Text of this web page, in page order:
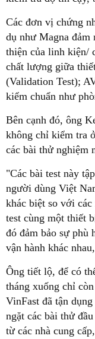
Các đơn vị chứng
dụ như Magna đảm
thiện của linh kiện/
chất lượng giữa
(Validation Test);
kiểm chuẩn như
Bên cạnh đó, ông
không chỉ kiểm tra
các bài thử nghiệm
"Các bài test này
người dùng Việt
khác biệt so với
test cùng một thiết
đó đảm bảo sự phù
vận hành khác
Ông tiết lộ, để có
tháng xuống chỉ
VinFast đã tận
ngặt các bài thử
từ các nhà cung